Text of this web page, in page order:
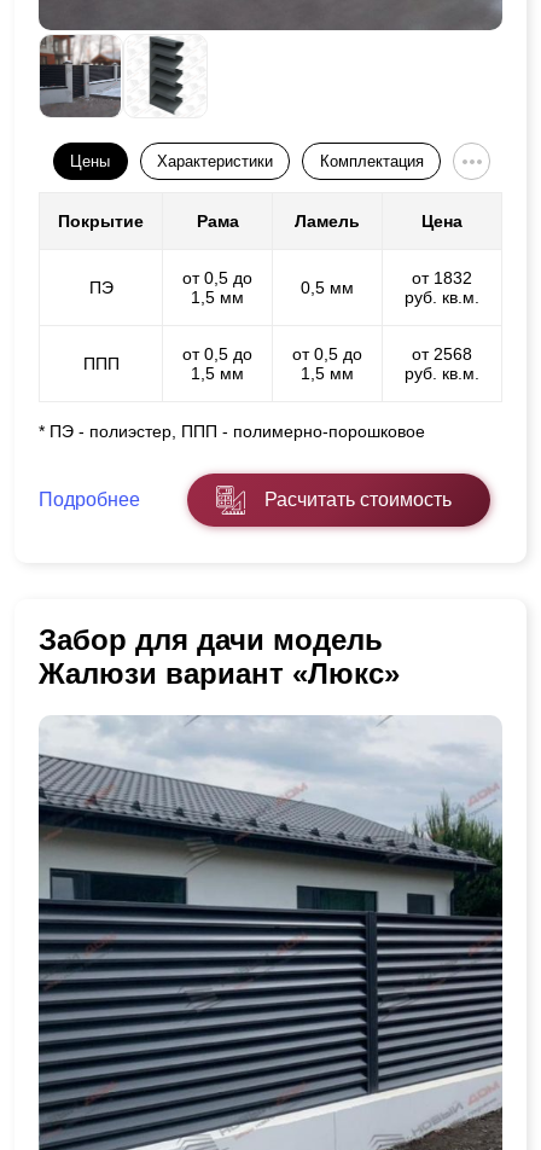
Цены Характеристики Комплектация
Покрытие Рама Ламель Цена
ПЭ
от 0,5 до
1,5 мм
0,5 мм
от 1832
руб. кв.м.
ППП
от 0,5 до
1,5 мм
от 0,5 до
1,5 мм
от 2568
руб. кв.м.
* ПЭ - полиэстер, ППП - полимерно-порошковое
Подробнее Расчитать стоимость
Забор для дачи модель
Жалюзи вариант «Люкс»